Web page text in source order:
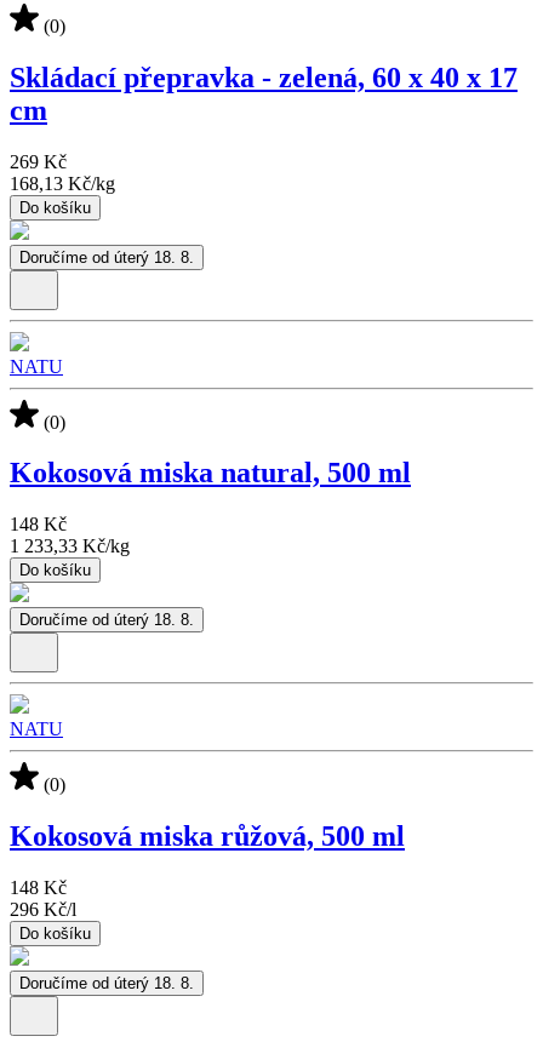
(0)
Skládací přepravka - zelená, 60 x 40 x 17
cm
269 Kč
168,13 Kč/kg
Do košíku
Doručíme od úterý 18. 8.
NATU
(0)
Kokosová miska natural, 500 ml
148 Kč
1 233,33 Kč/kg
Do košíku
Doručíme od úterý 18. 8.
NATU
(0)
Kokosová miska růžová, 500 ml
148 Kč
296 Kč/l
Do košíku
Doručíme od úterý 18. 8.